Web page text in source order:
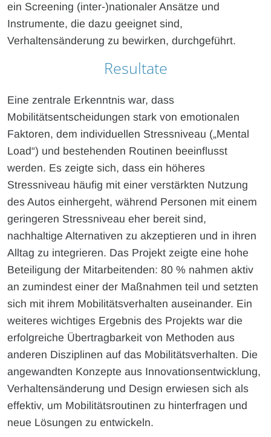
ein Screening (inter-)nationaler Ansätze und
Instrumente, die dazu geeignet sind,
Verhaltensänderung zu bewirken, durchgeführt.
Resultate
Eine zentrale Erkenntnis war, dass
Mobilitätsentscheidungen stark von emotionalen
Faktoren, dem individuellen Stressniveau („Mental
Load“) und bestehenden Routinen beeinflusst
werden. Es zeigte sich, dass ein höheres
Stressniveau häufig mit einer verstärkten Nutzung
des Autos einhergeht, während Personen mit einem
geringeren Stressniveau eher bereit sind,
nachhaltige Alternativen zu akzeptieren und in ihren
Alltag zu integrieren. Das Projekt zeigte eine hohe
Beteiligung der Mitarbeitenden: 80 % nahmen aktiv
an zumindest einer der Maßnahmen teil und setzten
sich mit ihrem Mobilitätsverhalten auseinander. Ein
weiteres wichtiges Ergebnis des Projekts war die
erfolgreiche Übertragbarkeit von Methoden aus
anderen Disziplinen auf das Mobilitätsverhalten. Die
angewandten Konzepte aus Innovationsentwicklung,
Verhaltensänderung und Design erwiesen sich als
effektiv, um Mobilitätsroutinen zu hinterfragen und
neue Lösungen zu entwickeln.